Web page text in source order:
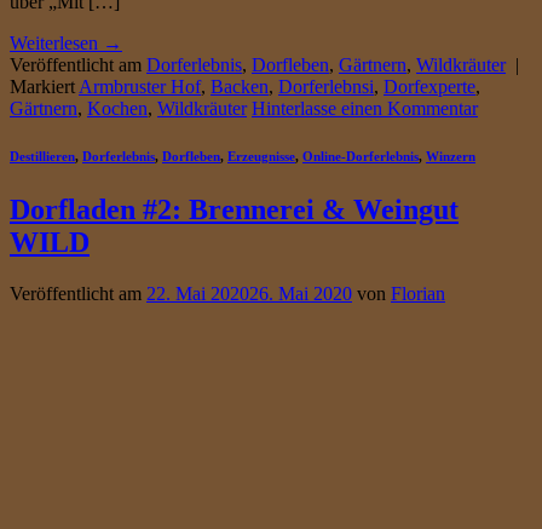
Weiterlesen →
Veröffentlicht am Dorferlebnis, Dorfleben, Gärtnern, Wildkräuter |
Markiert Armbruster Hof, Backen, Dorferlebnsi, Dorfexperte,
Gärtnern, Kochen, Wildkräuter Hinterlasse einen Kommentar
Destillieren, Dorferlebnis, Dorfleben, Erzeugnisse, Online-Dorferlebnis, Winzern
Dorfladen #2: Brennerei & Weingut
WILD
Veröffentlicht am 22. Mai 202026. Mai 2020 von Florian